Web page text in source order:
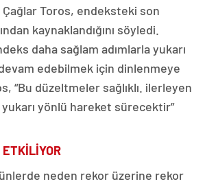
Çağlar Toros, endeksteki son
kaynaklandığını söyledi.
daha sağlam adımlarla yukarı
edebilmek için dinlenmeye
“Bu düzeltmeler sağlıklı. ilerleyen
yönlü hareket sürecektir”
ETKİLİYOR
neden rekor üzerine rekor